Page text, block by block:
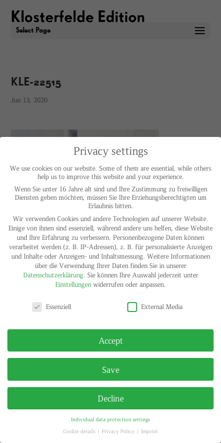
Select Page
KLE-22515
Jun 13, 2020
IMPRINT
PRIVACY POLICY
© HELGA MARIA KLOSTERFELDE | ALL RIGHTS RESERVED
Privacy settings
We use cookies on our website. Some of them are essential, while others
help us to improve this website and your experience.
Wenn Sie unter 16 Jahre alt sind und Ihre Zustimmung zu freiwilligen
Diensten geben möchten, müssen Sie Ihre Erziehungsberechtigten um
Erlaubnis bitten.
Wir verwenden Cookies und andere Technologien auf unserer Website.
Einige von ihnen sind essenziell, während andere uns helfen, diese Website
und Ihre Erfahrung zu verbessern. Personenbezogene Daten können
verarbeitet werden (z. B. IP-Adressen), z. B. für personalisierte Anzeigen
und Inhalte oder Anzeigen- und Inhaltsmessung. Weitere Informationen
über die Verwendung Ihrer Daten finden Sie in unserer
Datenschutzerklärung. Sie können Ihre Auswahl jederzeit unter
Einstellungen widerrufen oder anpassen.
Essenziell
External Media
Accept
Save
Decline
Individual data protection settings
Cookie details
Privacy Policy Imprint